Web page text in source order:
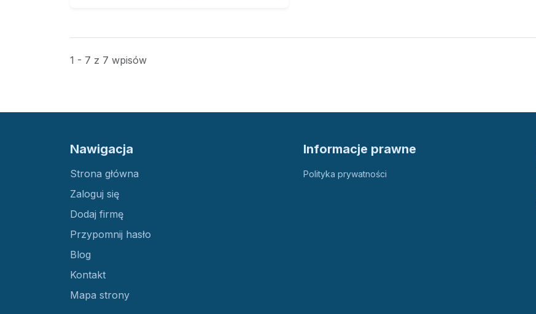
1 - 7 z 7 wpisów
Nawigacja
Strona główna
Zaloguj się
Dodaj firmę
Przypomnij hasło
Blog
Kontakt
Mapa strony
Informacje prawne
Polityka prywatności